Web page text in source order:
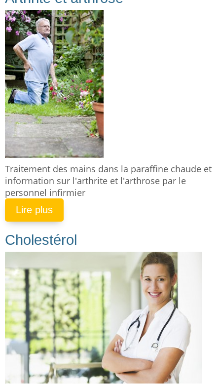
Traitement des mains dans la paraffine chaude et
information sur l'arthrite et l'arthrose par le
personnel infirmier
Lire plus
Cholestérol